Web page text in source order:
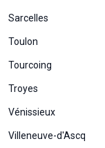
Sarcelles
Toulon
Tourcoing
Troyes
Vénissieux
Villeneuve-d'Ascq